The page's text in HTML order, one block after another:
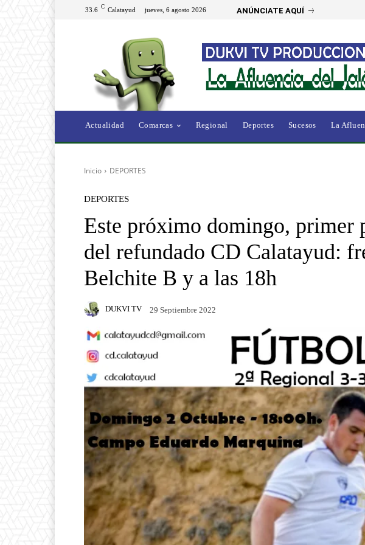
33.6 C Calatayud jueves, 6 agosto 2026 ANÚNCIATE AQUÍ
Actualidad Comarcas Regional Deportes Sucesos La
Inicio DEPORTES
DEPORTES
Este próximo domingo, primer
del refundado CD Calatayud:
Belchite B y a las 18h
DUKVI TV 29 Septiembre 2022